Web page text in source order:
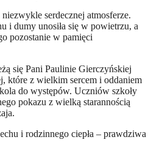
niezwykle serdecznej atmosferze.
i dumy unosiła się w powietrzu, a
pozostanie w pamięci
się Pani Paulinie Gierczyńskiej
które z wielkim sercem i oddaniem
do występów. Uczniów szkoły
pokazu z wielką starannością
i rodzinnego ciepła – prawdziwa